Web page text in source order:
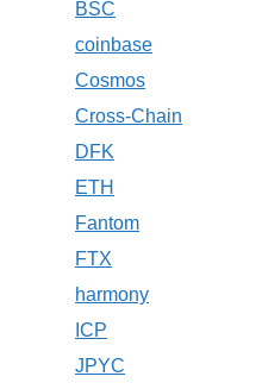
BSC
coinbase
Cosmos
Cross-Chain
DFK
ETH
Fantom
FTX
harmony
ICP
JPYC